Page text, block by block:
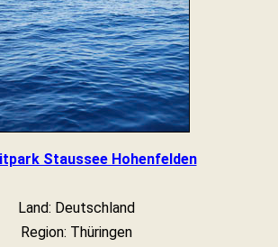
Staussee Hohenfelden
Land: Deutschland
Region: Thüringen